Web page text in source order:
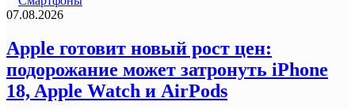
07.08.2026
Apple готовит новый рост цен:
подорожание может затронуть iPhone
18, Apple Watch и AirPods